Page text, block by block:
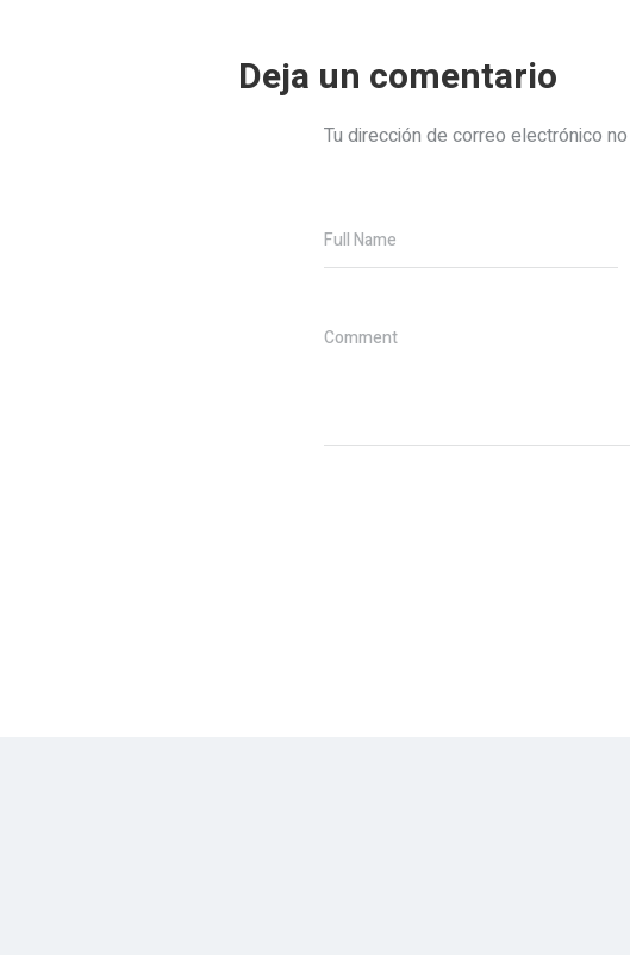
Deja un comentario
Tu dirección de correo electrónico
Full Name
Comment